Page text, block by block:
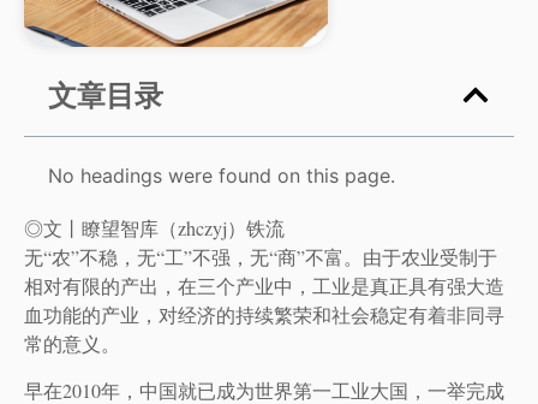
文章目录
No headings were found on this page.
◎文丨瞭望智库（zhczyj）铁流
无“农”不稳，无“工”不强，无“商”不富。由于农业受制于
相对有限的产出，在三个产业中，工业是真正具有强大造
血功能的产业，对经济的持续繁荣和社会稳定有着非同寻
常的意义。
早在2010年，中国就已成为世界第一工业大国，一举完成